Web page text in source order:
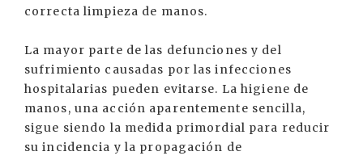
correcta limpieza de manos.
La mayor parte de las defunciones y del
sufrimiento causadas por las infecciones
hospitalarias pueden evitarse. La higiene de
manos, una acción aparentemente sencilla,
sigue siendo la medida primordial para reducir
su incidencia y la propagación de